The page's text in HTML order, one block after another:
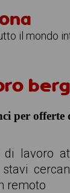
il mondo
per offerte
lavoro
remoto